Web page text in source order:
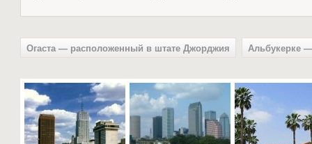
Огаста — расположенный в штате Джорджия Альбукерке